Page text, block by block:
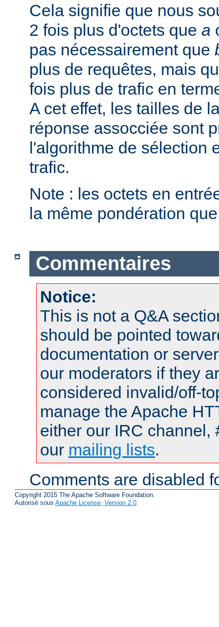
Cela signifie que nous
2 fois plus d'octets que a
pas nécessairement que
plus de requêtes, mais
fois plus de trafic en
A cet effet, les tailles de
réponse assocciée sont
l'algorithme de sélection
trafic.
Note : les octets en
la même pondération
Commentaires
Notice:
This is not a Q&A
should be pointed
documentation or
our moderators if they
considered invalid/off-
manage the Apache
either our IRC channel,
our mailing lists.
Comments are disabled
Copyright 2015 The Apache Software Foundation.
Autorisé sous Apache License, Version 2.0